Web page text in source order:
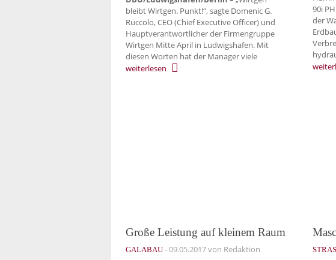
bleibt Wirtgen. Punkt!“, sagte Domenic G.
Ruccolo, CEO (Chief Executive Officer) und
Hauptverantwortlicher der Firmengruppe
Wirtgen Mitte April in Ludwigshafen. Mit
diesen Worten hat der Manager viele
weiterlesen
90i
der
Große Leistung auf kleinem Raum
GALABAU -09.05.2017von Redaktion